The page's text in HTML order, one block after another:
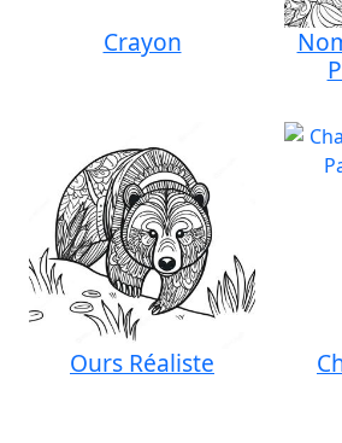
Crayon
Ours Réaliste